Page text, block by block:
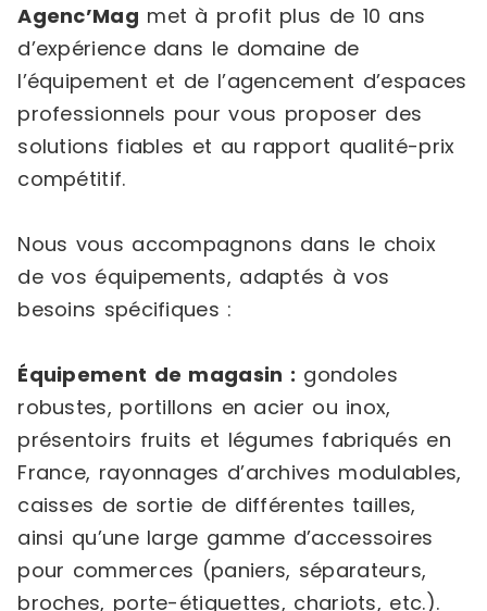
Agenc’Mag met à profit plus de 10 ans
d’expérience dans le domaine de
l’équipement et de l’agencement d’espaces
professionnels pour vous proposer des
solutions fiables et au rapport qualité-prix
compétitif.
Nous vous accompagnons dans le choix
de vos équipements, adaptés à vos
besoins spécifiques :
Équipement de magasin : gondoles
robustes, portillons en acier ou inox,
présentoirs fruits et légumes fabriqués en
France, rayonnages d’archives modulables,
caisses de sortie de différentes tailles,
ainsi qu’une large gamme d’accessoires
pour commerces (paniers, séparateurs,
broches, porte-étiquettes, chariots, etc.).